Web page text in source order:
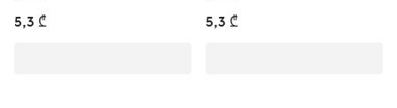
5,3 ₾ 5,3 ₾